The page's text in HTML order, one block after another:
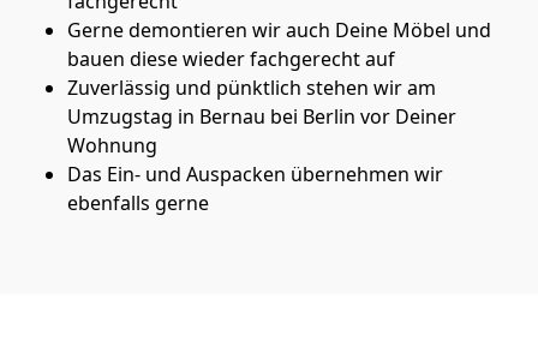
Gerne demontieren wir auch Deine Möbel und
bauen diese wieder fachgerecht auf
Zuverlässig und pünktlich stehen wir am
Umzugstag in Bernau bei Berlin vor Deiner
Wohnung
Das Ein- und Auspacken übernehmen wir
ebenfalls gerne